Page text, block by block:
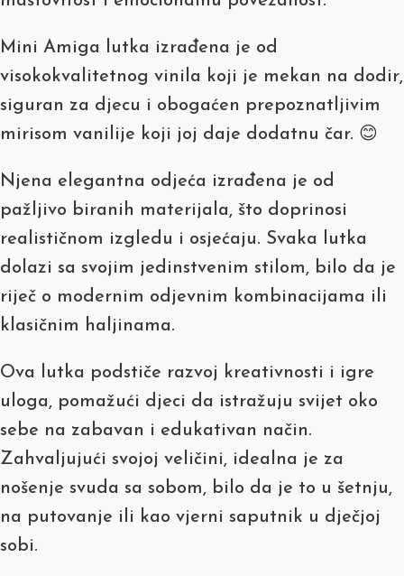
Mini Amiga lutka izrađena je od
visokokvalitetnog vinila koji je mekan na dodir,
siguran za djecu i obogaćen prepoznatljivim
mirisom vanilije koji joj daje dodatnu čar. 😊
Njena elegantna odjeća izrađena je od
pažljivo biranih materijala, što doprinosi
realističnom izgledu i osjećaju. Svaka lutka
dolazi sa svojim jedinstvenim stilom, bilo da je
riječ o modernim odjevnim kombinacijama ili
klasičnim haljinama.
Ova lutka podstiče razvoj kreativnosti i igre
uloga, pomažući djeci da istražuju svijet oko
sebe na zabavan i edukativan način.
Zahvaljujući svojoj veličini, idealna je za
nošenje svuda sa sobom, bilo da je to u šetnju,
na putovanje ili kao vjerni saputnik u dječjoj
sobi.